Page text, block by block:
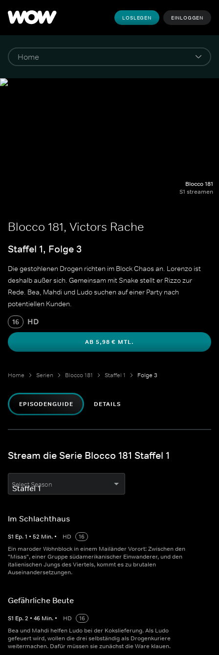
LOSLEGEN EINLOGGEN
Blocco 181
S1 streamen
Blocco 181, Victors Rache
Staffel 1, Folge 3
Die gestohlenen Drogen richten im Block Chaos an. Lorenzo ist
deshalb außer sich. Gemeinsam mit Snake stellt er Rizzo zur
Rede. Bea, Mahdi und Ludo suchen auf einer Party nach
potentiellen Kunden.
16 HD
AB 5,98 € MTL.
Home Serien Blocco 181 Staffel 1 Folge 3
EPISODENGUIDE DETAILS
Stream die Serie Blocco 181 Staffel 1
Select Season
Im Schlachthaus
S1 Ep.1 • 52 Min. • HD
16
Ein maroder Wohnblock in einem Mailänder Vorort: Zwischen den
"Misas", einer Gruppe südamerikanischer Einwanderer, und den
italienischen Jungs des Viertels, kommt es zu brutalen
Auseinandersetzungen.
Gefährliche Beute
S1 Ep.2 • 46 Min. • HD
16
Bea und Mahdi helfen Ludo bei der Kokslieferung. Als Ludo
gefeuert wird, wollen die drei selbständig als Drogenkuriere
weitermachen. Dafür müssen sie zunächst die Ware klauen.